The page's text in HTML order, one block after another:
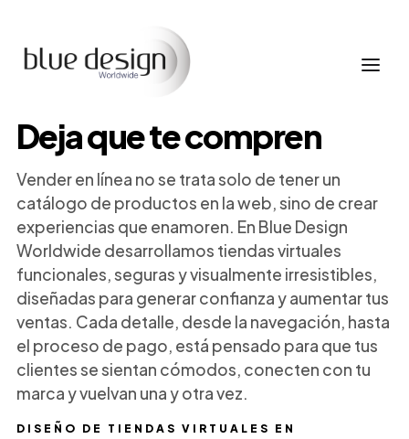
DISEÑO DE TIENDAS VIRTUALES EN
Deja que te compren
Vender en línea no se trata solo de tener un
catálogo de productos en la web, sino de crear
experiencias que enamoren. En Blue Design
Worldwide desarrollamos tiendas virtuales
funcionales, seguras y visualmente irresistibles,
diseñadas para generar confianza y aumentar tus
ventas. Cada detalle, desde la navegación, hasta
el proceso de pago, está pensado para que tus
clientes se sientan cómodos, conecten con tu
marca y vuelvan una y otra vez.